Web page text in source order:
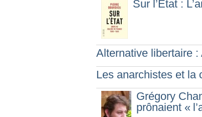
Sur l’État :
Alternative libertaire :
Les anarchistes et la
Grégory
prônaient «